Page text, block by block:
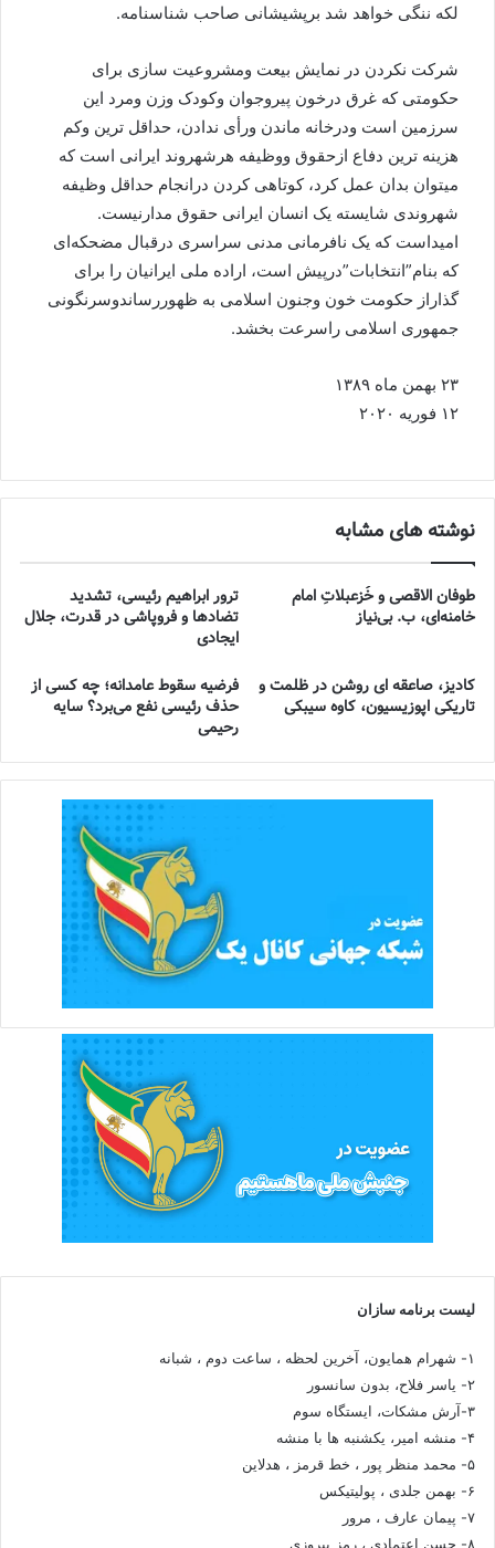
لکه ننگی خواهد شد برپشیشانی صاحب شناسنامه.
شرکت نکردن در نمایش بیعت ومشروعیت سازی برای
حکومتی که غرق درخون پیروجوان وکودک وزن ومرد این
سرزمین است ودرخانه ماندن ورأی ندادن، حداقل ترین وکم
هزینه ترین دفاع ازحقوق ووظیفه هرشهروند ایرانی است که
میتوان بدان عمل کرد، کوتاهی کردن درانجام حداقل وظیفه
شهروندی شایسته یک انسان ایرانی حقوق مدارنیست.
امیداست که یک نافرمانی مدنی سراسری درقبال مضحکه‌ای
که بنام”انتخابات”درپیش است، اراده ملی ایرانیان را برای
گذاراز حکومت خون وجنون اسلامی به ظهوررساندوسرنگونی
جمهوری اسلامی راسرعت بخشد.
۲۳ بهمن ماه ۱۳۸۹
۱۲ فوریه ۲۰۲۰
نوشته های مشابه
طوفان الاقصی و خُزعبلاتِ امام
خامنه‌ای، ب. بی‌نیاز
ترور ابراهیم رئیسی، تشدید
تضادها و فروپاشی در قدرت، جلال
ایجادی
کادیز، صاعقه ای روشن در ظلمت و
تاریکی اپوزیسیون، کاوه سیبکی
فرضیه سقوط عامدانه؛ چه کسی از
حذف رئیسی نفع می‌برد؟ سایه
رحیمی
لیست برنامه سازان
۱- شهرام همایون، آخرین لحظه ، ساعت دوم ، شبانه
۲- یاسر فلاح، بدون سانسور
۳-آرش مشکات، ایستگاه سوم
۴- منشه امیر، یکشنبه ها با منشه
۵- محمد منظر پور ، خط قرمز ، هدلاین
۶- بهمن جلدی ، پولیتیکس
۷- پیمان عارف ، مرور
۸- حسن اعتمادی ، رمز پیروزی